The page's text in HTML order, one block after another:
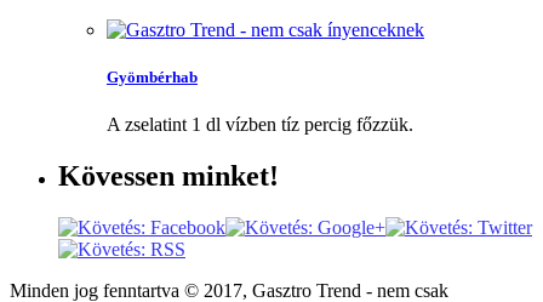
Gyömbérhab
A zselatint 1 dl vízben tíz percig főzzük.
Kövessen minket!
Minden jog fenntartva © 2017, Gasztro Trend - nem csak